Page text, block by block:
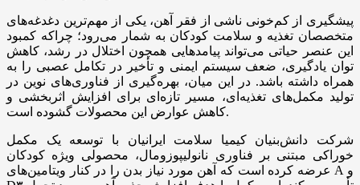
پیشگیری از کم‌خونی ناشی از فقر آهن، یکی از مهم‌ترین دغدغه‌های
متخصصان تغذیه و سلامت کودکان به شمار می‌رود؛ چراکه کمبود
این عنصر حیاتی می‌تواند پیامدهایی همچون اختلال در رشد، کاهش
توان یادگیری، ضعف سیستم ایمنی و تأخیر در تکامل عصبی را به
همراه داشته باشد. در این میان، بهره‌گیری از فناوری‌های نوین در
تولید مکمل‌های تغذیه‌ای، مسیر تازه‌ای برای افزایش اثربخشی و
کاهش عوارض این محصولات گشوده است.
شرکت دانش‌بنیان کیمیا سلامت ایرانیان با توسعه یک مکمل
خوراکی مبتنی بر فناوری نانولیپوزومال، محصولی ویژه کودکان
عرضه کرده است که آهن مورد نیاز بدن را در کنار ویتامین‌های A و